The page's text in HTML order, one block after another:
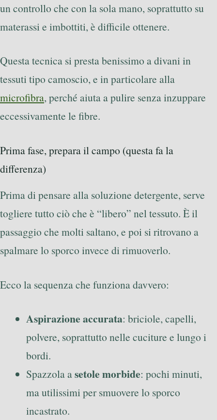
un controllo che con la sola mano, soprattutto su
materassi e imbottiti, è difficile ottenere.
Questa tecnica si presta benissimo a divani in
tessuti tipo camoscio, e in particolare alla
microfibra, perché aiuta a pulire senza inzuppare
eccessivamente le fibre.
Prima fase, prepara il campo (questa fa la
differenza)
Prima di pensare alla soluzione detergente, serve
togliere tutto ciò che è “libero” nel tessuto. È il
passaggio che molti saltano, e poi si ritrovano a
spalmare lo sporco invece di rimuoverlo.
Ecco la sequenza che funziona davvero:
Aspirazione accurata: briciole, capelli,
polvere, soprattutto nelle cuciture e lungo i
bordi.
Spazzola asetole morbide: pochi minuti,
ma utilissimi per smuovere lo sporco
incastrato.